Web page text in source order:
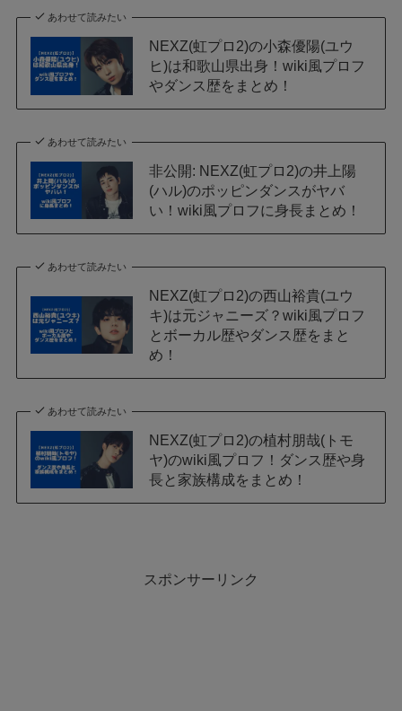
あわせて読みたい
NEXZ(虹プロ2)の小森優陽(ユウ
ヒ)は和歌山県出身！wiki風プロフ
やダンス歴をまとめ！
あわせて読みたい
非公開: NEXZ(虹プロ2)の井上陽
(ハル)のポッピンダンスがヤバ
い！wiki風プロフに身長まとめ！
あわせて読みたい
NEXZ(虹プロ2)の西山裕貴(ユウ
キ)は元ジャニーズ？wiki風プロフ
とボーカル歴やダンス歴をまと
め！
あわせて読みたい
NEXZ(虹プロ2)の植村朋哉(トモ
ヤ)のwiki風プロフ！ダンス歴や身
長と家族構成をまとめ！
スポンサーリンク